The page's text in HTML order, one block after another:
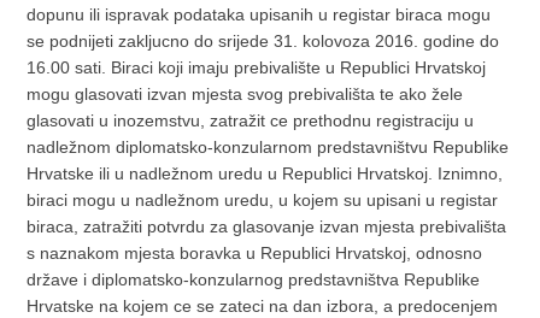
dopunu ili ispravak podataka upisanih u registar biraca mogu
se podnijeti zakljucno do srijede 31. kolovoza 2016. godine do
16.00 sati. Biraci koji imaju prebivalište u Republici Hrvatskoj
mogu glasovati izvan mjesta svog prebivališta te ako žele
glasovati u inozemstvu, zatražit ce prethodnu registraciju u
nadležnom diplomatsko-konzularnom predstavništvu Republike
Hrvatske ili u nadležnom uredu u Republici Hrvatskoj. Iznimno,
biraci mogu u nadležnom uredu, u kojem su upisani u registar
biraca, zatražiti potvrdu za glasovanje izvan mjesta prebivališta
s naznakom mjesta boravka u Republici Hrvatskoj, odnosno
države i diplomatsko-konzularnog predstavništva Republike
Hrvatske na kojem ce se zateci na dan izbora, a predocenjem